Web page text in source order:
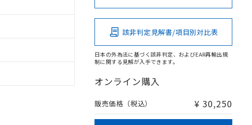
該非判定見解書/項目別対比表
日本の外為法に基づく該非判定、およびEAR再輸出規
制に関する見解が入手できます。
オンライン購入
販売価格（税込） ¥ 30,250